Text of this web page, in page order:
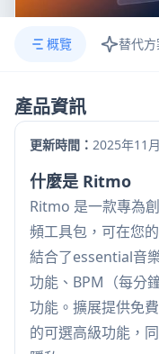
概覽 替代
產品資訊
更新時間： 2025年11
什麼是 Ritmo
Ritmo 是一款專為
頻工具包，可在您
結合了essential音
功能、BPM（每分
功能。擴展提供免
的可選高級功能，